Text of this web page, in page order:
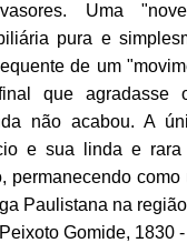
Uma
pura e
de um
que agradasse
não acabou. A
e sua linda e rara
permanecendo
Paulistana na
Gomide, 1830